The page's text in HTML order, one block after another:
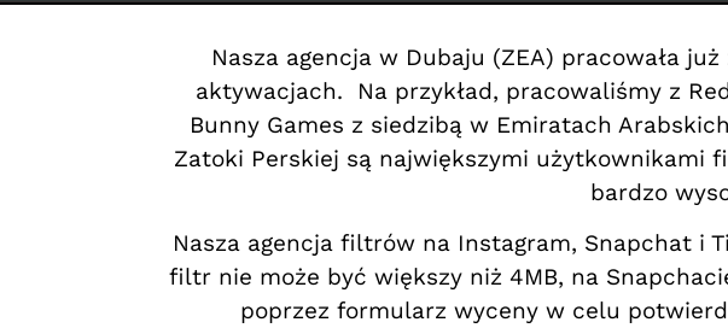
Nasza agencja w Dubaju (ZEA) pracowała
aktywacjach.
Na przykład, pracowaliśmy z
Bunny Games z siedzibą w Emiratach
Zatoki Perskiej są największymi
bardzo
Nasza agencja filtrów na Instagram, Snapchat i
filtr nie może być większy niż 4MB, na
poprzez formularz wyceny w celu